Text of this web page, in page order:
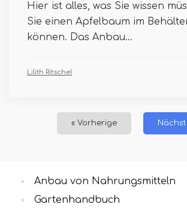
Hier ist alles, was Sie wissen
Sie einen Apfelbaum im
können. Das Anbau...
Lilith Ritschel
« Vorherige
Anbau von Nahrungsmitteln
Gartenhandbuch